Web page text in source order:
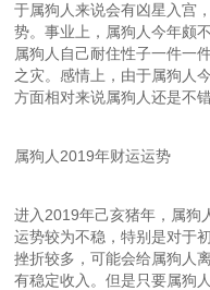
于属狗人来说会有凶星入宫
势。事业上，属狗人今年颇
属狗人自己耐住性子一件一
之灾。感情上，由于属狗人
方面相对来说属狗人还是不错
属狗人2019年财运运势
进入2019年己亥猪年，属狗
运势较为不稳，特别是对于
挫折较多，可能会给属狗人
有稳定收入。但是只要属狗